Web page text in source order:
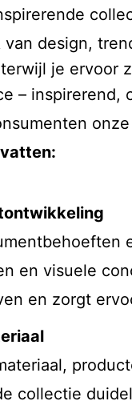
design,
je ervoor
–
en visuele
en zorgt
collectie